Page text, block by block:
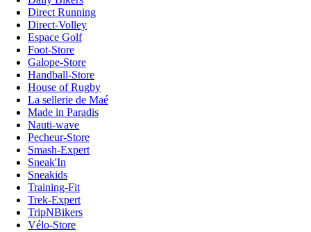
Direct Running
Direct-Volley
Espace Golf
Foot-Store
Galope-Store
Handball-Store
House of Rugby
La sellerie de Maé
Made in Paradis
Nauti-wave
Pecheur-Store
Smash-Expert
Sneak'In
Sneakids
Training-Fit
Trek-Expert
TripNBikers
Vélo-Store